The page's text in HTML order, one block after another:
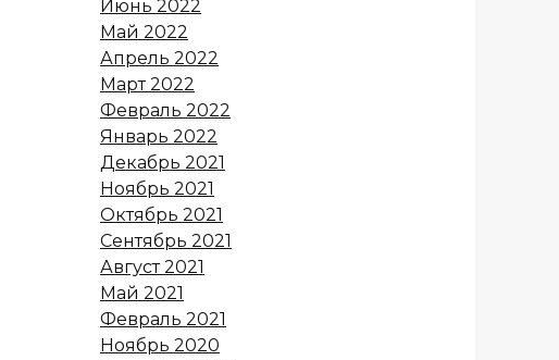
Июнь 2022
Май 2022
Апрель 2022
Март 2022
Февраль 2022
Январь 2022
Декабрь 2021
Ноябрь 2021
Октябрь 2021
Сентябрь 2021
Август 2021
Май 2021
Февраль 2021
Ноябрь 2020